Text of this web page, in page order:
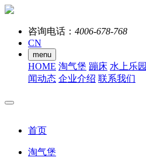
咨询电话： 4006-678-768
CN
menu
HOME 淘气堡 蹦床 水上乐园
闻动态 企业介绍 联系我们
首页
淘气堡